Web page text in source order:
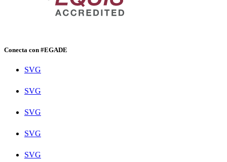
Conecta con #EGADE
SVG
SVG
SVG
SVG
SVG